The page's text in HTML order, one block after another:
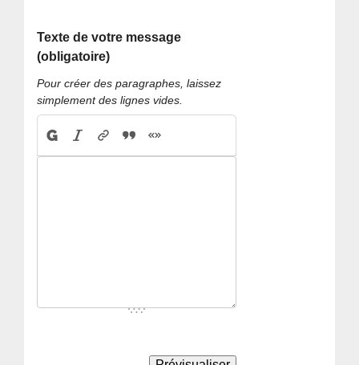
Texte de votre message
(obligatoire)
Pour créer des paragraphes, laissez
simplement des lignes vides.